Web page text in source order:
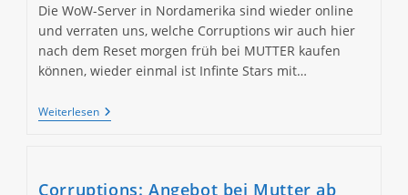
Die WoW-Server in Nordamerika sind wieder online
und verraten uns, welche Corruptions wir auch hier
nach dem Reset morgen früh bei MUTTER kaufen
können, wieder einmal ist Infinte Stars mit…
WeiterlesenCorruptions:
Angebot
Mittwoch,
Corruptions: Angebot bei Mutter ab